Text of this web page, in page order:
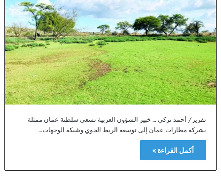
تقرير/ أحمد تركي … خبير الشؤون العربية تسعى سلطنة عمان ممثلة
بشركة مطارات عمان إلى توسعة الربط الجوي وشبكة الوجهات…
أكمل القراءة »